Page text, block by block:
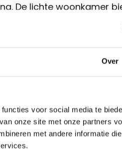
Over
voor social media te
onze site met onze partners
met andere informatie
De lichte woonkamer
zit- en eethoek en
De open keuken sluit
leefruimte ontstaat.
geeft toegang tot
en de moderne
met een
vloerverwarming.